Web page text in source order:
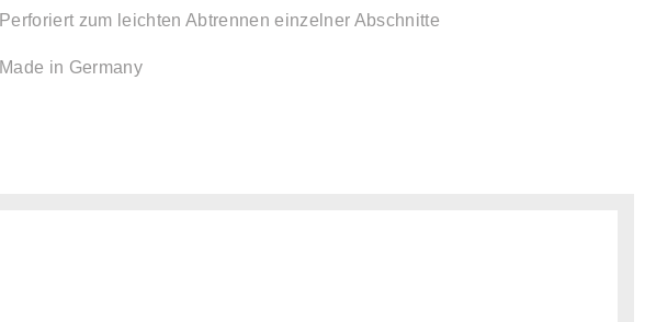
Perforiert zum leichten Abtrennen einzelner Abschnitte
Made in Germany